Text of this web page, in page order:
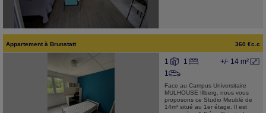
Appartement à Brunstatt 360 €c.c
+/- 14 m²
1
1
1
Face au Campus Universitaire
MULHOUSE Illberg, nous vous
proposons ce Studio Meublé de
14m² situé au 1er étage. Il est